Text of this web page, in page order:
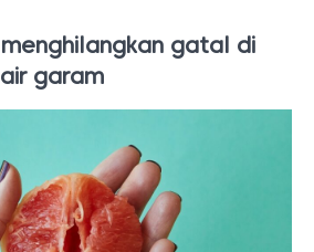
gatal di
garam